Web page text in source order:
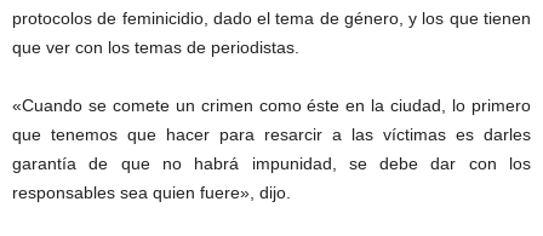
protocolos de feminicidio, dado el tema de género, y los que tienen
que ver con los temas de periodistas.
«Cuando se comete un crimen como éste en la ciudad, lo primero
que tenemos que hacer para resarcir a las víctimas es darles
garantía de que no habrá impunidad, se debe dar con los
responsables sea quien fuere», dijo.